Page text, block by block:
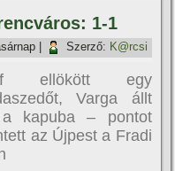
1-1
Szerző: K@rcsi
ellökött egy
Varga állt
kapuba – pontot
az Újpest a Fradi